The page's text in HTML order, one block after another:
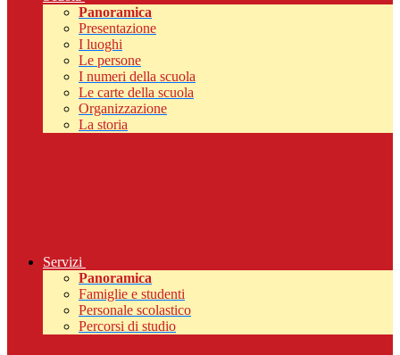
Panoramica
Presentazione
I luoghi
Le persone
I numeri della scuola
Le carte della scuola
Organizzazione
La storia
Servizi
Panoramica
Famiglie e studenti
Personale scolastico
Percorsi di studio